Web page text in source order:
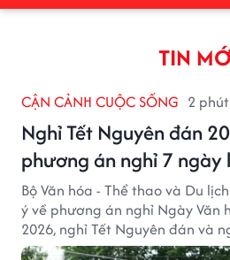
TIN
CẬN CẢNH CUỘC SỐNG 2
Nghỉ Tết Nguyên đán
phương án nghỉ 7 ngày
Bộ Văn hóa - Thể thao và Du
ý về phương án nghỉ Ngày Văn
2026, nghỉ Tết Nguyên đán và
2027.